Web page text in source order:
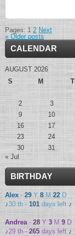
Pages:1 2 Next
«Older posts
CALENDAR
AUGUST 2026
S
M T
2
3
9
10
16
17
23
24
30
31
« Jul
BIRTHDAY
Alex-29Y8M22D
♪30 th -101days left♪
Andrea-28Y3M9D
♪29 th -265days left ♪